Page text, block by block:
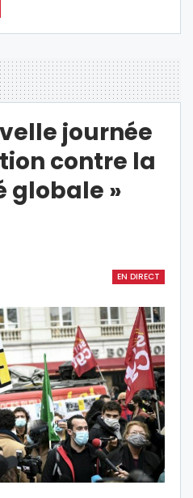
journée
contre la
globale »
EN DIRECT